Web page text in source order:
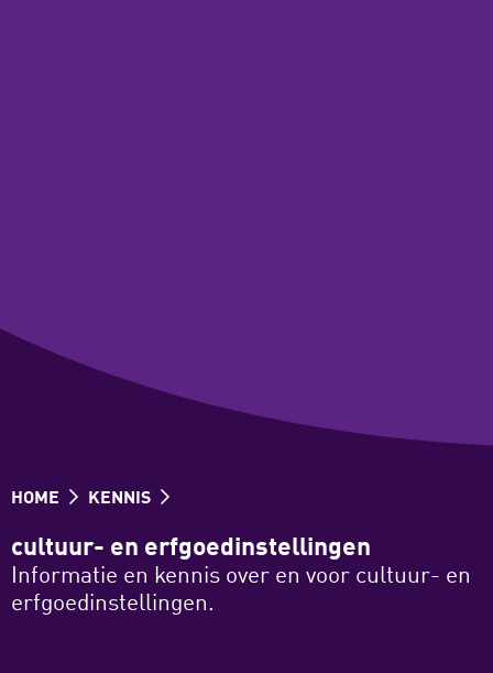
HOME KENNIS
cultuur- en erfgoedinstellingen
Informatie en kennis over en voor cultuur- en
erfgoedinstellingen.